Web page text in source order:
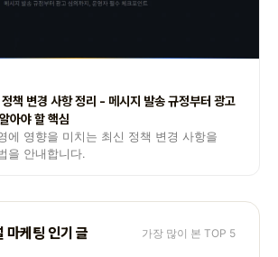
책 변경 사항 정리 - 메시지 발송 규정부터 광고
아야 할 핵심
에 영향을 미치는 최신 정책 변경 사항을
을 안내합니다.
마케팅 인기 글 가장 많이 본 TOP 5